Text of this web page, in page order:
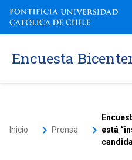
Encuesta
Inicio keyboard_arrow_right Prensa keyboard_arrow_right está